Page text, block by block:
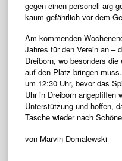
gegen einen personell arg
kaum gefährlich vor dem
Am kommenden
Jahres für den Verein an –
Dreiborn, wo besonders
auf den Platz bringen
um 12:30 Uhr, bevor das
Uhr in Dreiborn angepfiffen
Unterstützung und hoffen,
Tasche wieder nach
von Marvin Domalewski